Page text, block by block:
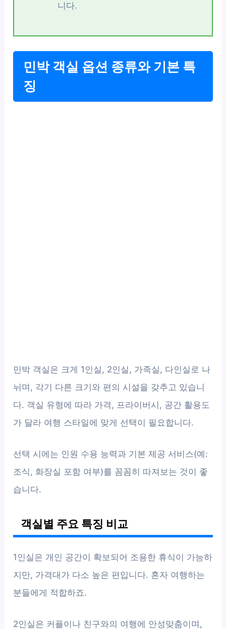
니다.
민박 객실 옵션 종류와 기본 특
징
민박 객실은 크게 1인실, 2인실, 가족실, 다인실로 나
뉘며, 각기 다른 크기와 편의 시설을 갖추고 있습니
다. 객실 유형에 따라 가격, 프라이버시, 공간 활용도
가 달라 여행 스타일에 맞게 선택이 필요합니다.
선택 시에는 인원 수용 능력과 기본 제공 서비스(예:
조식, 화장실 포함 여부)를 꼼꼼히 따져보는 것이 좋
습니다.
객실별 주요 특징 비교
1인실은 개인 공간이 확보되어 조용한 휴식이 가능하
지만, 가격대가 다소 높은 편입니다. 혼자 여행하는
분들에게 적합하죠.
2인실은 커플이나 친구와의 여행에 안성맞춤이며,